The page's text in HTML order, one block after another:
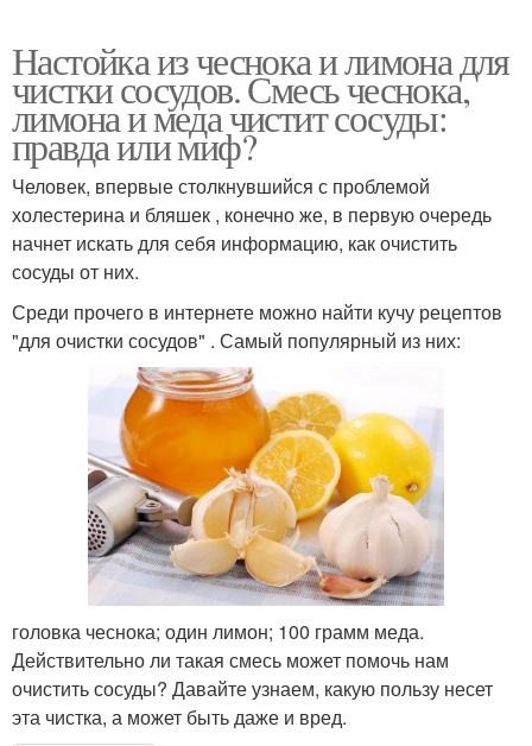
Настойка из чеснока и лимона для
чистки сосудов. Смесь чеснока,
лимона и меда чистит сосуды:
правда или миф?
Человек, впервые столкнувшийся с проблемой
холестерина и бляшек , конечно же, в первую очередь
начнет искать для себя информацию, как очистить
сосуды от них.
Среди прочего в интернете можно найти кучу рецептов
"для очистки сосудов" . Самый популярный из них:
головка чеснока; один лимон; 100 грамм меда.
Действительно ли такая смесь может помочь нам
очистить сосуды? Давайте узнаем, какую пользу несет
эта чистка, а может быть даже и вред.